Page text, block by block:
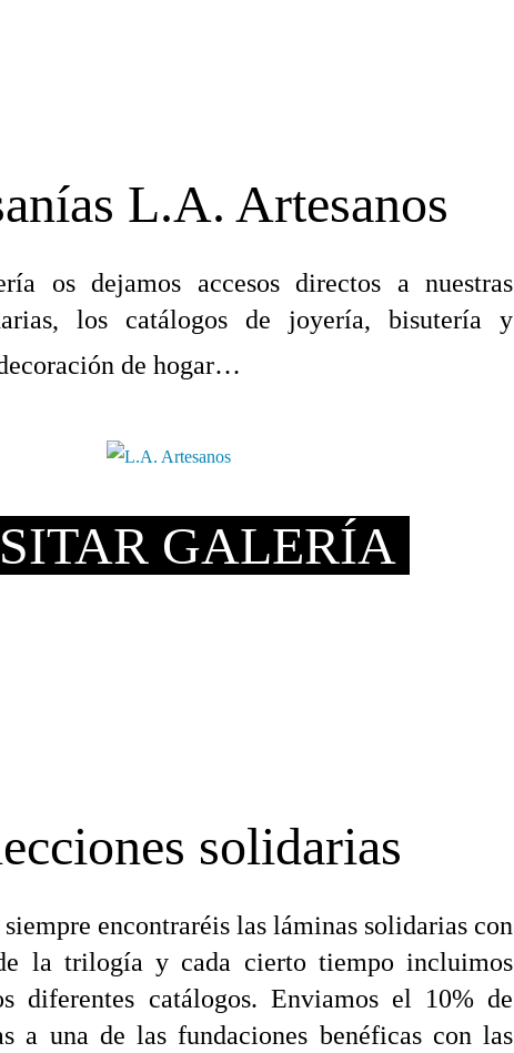
L.A. Artesanos
os dejamos accesos directos a nuestras
los catálogos de joyería, bisutería y
de hogar…
GALERÍA
solidarias
encontraréis las láminas solidarias con
la trilogía y cada cierto tiempo incluimos
diferentes catálogos. Enviamos el 10% de
a una de las fundaciones benéficas con las